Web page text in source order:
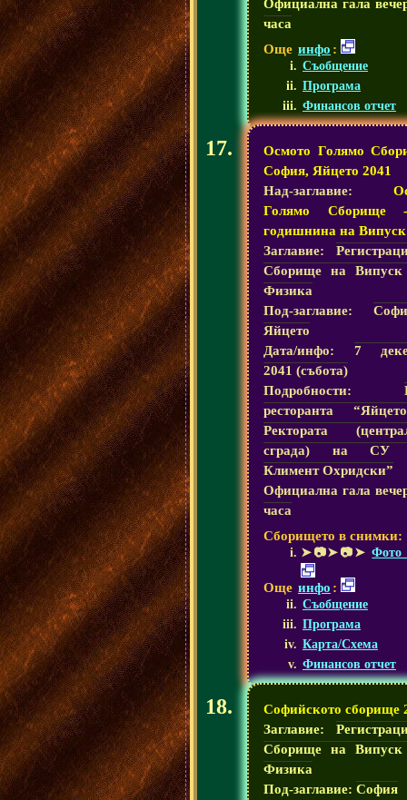
Официална гала
часа
Още инфо :
Съобщение
Програма
Финансов отчет
Осмото Голямо
София, Яйцето 2041
Над-заглавие:
Голямо Сборище
годишнина на Випуск
Заглавие:
Сборище на Випуск
Физика
Под-заглавие:
Яйцето
Дата/инфо: 7
2041 (събота)
Подробности:
ресторанта
Ректората
сграда) на СУ
Климент Охридски”
Официална гала
часа
Сборището в снимки:
➤📷➤📷➤ Фото
Още инфо :
Съобщение
Програма
Карта/Схема
Финансов отчет
Софийското сборище
Заглавие:
Сборище на Випуск
Физика
Под-заглавие: София